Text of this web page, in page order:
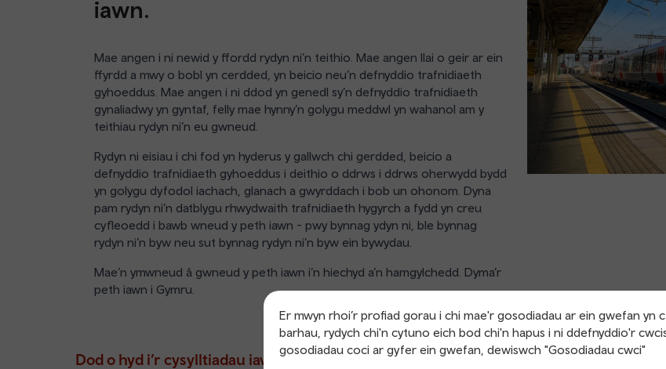
Er mwyn rhoi’r profiad gorau i chi mae'r gosodiadau ar ein gwefan yn
barhau, rydych chi'n cytuno eich bod chi'n hapus i ni ddefnyddio'r
gosodiadau coci ar gyfer ein gwefan, dewiswch "Gosodiadau cwci"
iawn.
Mae angen i ni newid y ffordd rydyn ni’n teithio. Mae angen llai o geir ar ein
ffyrdd a mwy o bobl yn cerdded, yn beicio neu’n defnyddio trafnidiaeth
gyhoeddus. Mae angen i ni ddod yn genedl sy’n defnyddio trafnidiaeth
gynaliadwy yn gyntaf, felly mae hynny’n golygu meddwl yn wahanol am y
teithiau rydyn ni’n eu gwneud.
Rydyn ni eisiau i chi fod yn hyderus y gallwch chi gerdded, beicio a
defnyddio trafnidiaeth gyhoeddus i deithio o ddrws i ddrws oherwydd bydd
yn golygu dyfodol iachach, glanach a gwyrddach i bob un ohonom. Dyna
pam rydyn ni’n datblygu rhwydwaith trafnidiaeth hygyrch a fydd yn creu
cyfleoedd i bawb wneud y peth iawn - pwy bynnag ydyn ni, ble bynnag
rydyn ni’n byw neu sut bynnag rydyn ni’n byw ein bywydau.
Mae’n ymwneud â gwneud y peth iawn i’n hiechyd a’n hamgylchedd. Dyma’r
peth iawn i Gymru.
Dod o hyd i’r cysylltiadau iawn p’un a ydych chi’n teithio’n lleol, i’r gwaith neu’n